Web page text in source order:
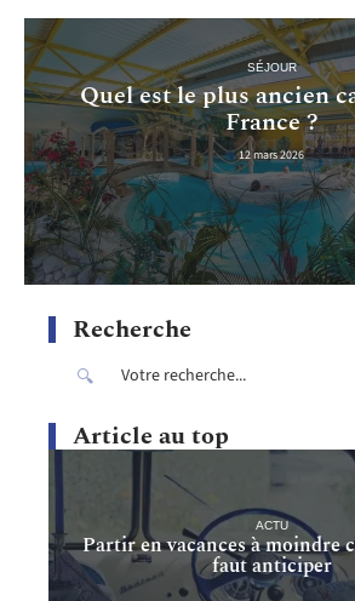
SÉJOUR
Quel est le plus ancien
France ?
12 mars 2026
Recherche
Article au top
ACTU
Partir en vacances à moindre
faut anticiper